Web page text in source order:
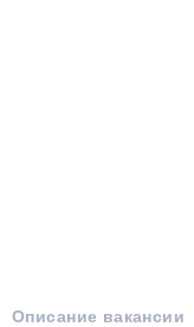
Описание вакансии